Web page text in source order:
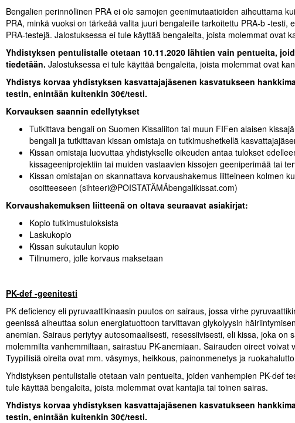
Bengalien perinnöllinen PRA ei ole samojen geenimutaatioiden aiheuttama
PRA, minkä vuoksi on tärkeää valita juuri bengaleille tarkoitettu PRA-b -testi,
PRA-testejä. Jalostuksessa ei tule käyttää bengaleita, joista molemmat ovat
Yhdistyksen pentulistalle otetaan 10.11.2020 lähtien vain pentueita,
tiedetään. Jalostuksessa ei tule käyttää bengaleita, joista molemmat ovat
Yhdistys korvaa yhdistyksen kasvattajajäsenen kasvatukseen
testin, enintään kuitenkin 30€/testi.
Korvauksen saannin edellytykset
Tutkittava bengali on Suomen Kissaliiton tai muun FIFen alaisen
bengali ja tutkittavan kissan omistaja on tutkimushetkellä
Kissan omistaja luovuttaa yhdistykselle oikeuden antaa tulokset
kissageeniprojektiin tai muiden vastaavien kissojen geeniperimää tai
Kissan omistajan on skannattava korvaushakemus liitteineen kolmen
osoitteeseen (sihteeri@POISTATÄMÄbengalikissat.com)
Korvaushakemuksen liitteenä on oltava seuraavat asiakirjat:
Kopio tutkimustuloksista
Laskukopio
Kissan sukutaulun kopio
Tilinumero, jolle korvaus maksetaan
PK-def -geenitesti
PK deficiency eli pyruvaattikinaasin puutos on sairaus, jossa virhe
geenissä aiheuttaa solun energiatuottoon tarvittavan glykolyysin
anemian. Sairaus periytyy autosomaalisesti, resessiivisesti, eli kissa, joka on
molemmilta vanhemmiltaan, sairastuu PK-anemiaan. Sairauden oireet voivat
Tyypillisiä oireita ovat mm. väsymys, heikkous, painonmenetys ja
Yhdistyksen pentulistalle otetaan vain pentueita, joiden vanhempien PK-def
tule käyttää bengaleita, joista molemmat ovat kantajia tai toinen sairas.
Yhdistys korvaa yhdistyksen kasvattajajäsenen kasvatukseen
testin, enintään kuitenkin 30€/testi.